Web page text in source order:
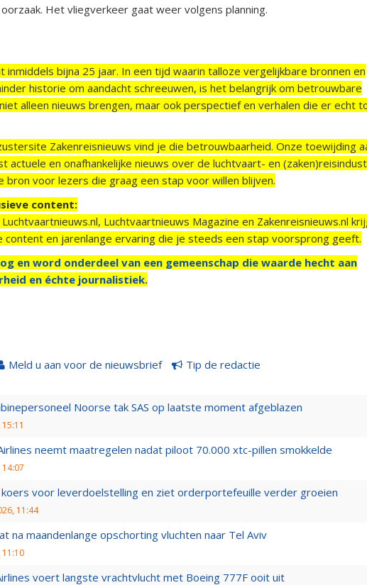
Het vliegverkeer gaat weer volgens planning.
inmiddels bijna 25 jaar. In een tijd waarin talloze vergelijkbare bronnen en
historie om aandacht schreeuwen, is het belangrijk om betrouwbare
alleen nieuws brengen, maar ook perspectief en verhalen die er echt
Zakenreisnieuws vind je die betrouwbaarheid. Onze toewijding
actuele en onafhankelijke nieuws over de luchtvaart- en
bron voor lezers die graag een stap voor willen blijven.
content:
Luchtvaartnieuws Magazine en Zakenreisnieuws.nl
content en jarenlange ervaring die je steeds een stap voorsprong geeft.
en word onderdeel van een gemeenschap die waarde hecht aan
en échte journalistiek.
Meld u aan voor de nieuwsbrief Tip de redactie
Noorse tak SAS op laatste moment afgeblazen
neemt maatregelen nadat piloot 70.000 xtc-pillen smokkelde
voor leverdoelstelling en ziet orderportefeuille verder groeien
11:44
na maandenlange opschorting vluchten naar Tel Aviv
11:10
voert langste vrachtvlucht met Boeing 777F ooit uit